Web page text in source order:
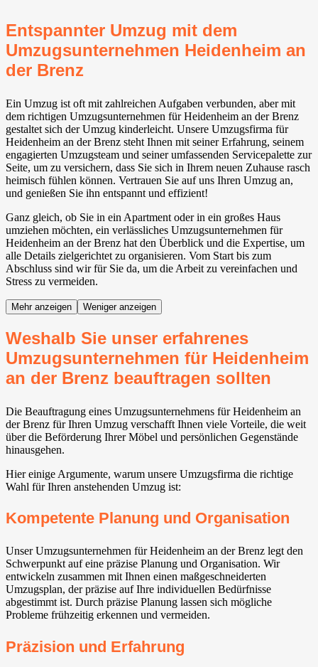
Entspannter Umzug mit dem
Umzugsunternehmen Heidenheim an
der Brenz
Ein Umzug ist oft mit zahlreichen Aufgaben verbunden, aber mit
dem richtigen Umzugsunternehmen für Heidenheim an der Brenz
gestaltet sich der Umzug kinderleicht. Unsere Umzugsfirma für
Heidenheim an der Brenz steht Ihnen mit seiner Erfahrung, seinem
engagierten Umzugsteam und seiner umfassenden Servicepalette zur
Seite, um zu versichern, dass Sie sich in Ihrem neuen Zuhause rasch
heimisch fühlen können. Vertrauen Sie auf uns Ihren Umzug an,
und genießen Sie ihn entspannt und effizient!
Ganz gleich, ob Sie in ein Apartment oder in ein großes Haus
umziehen möchten, ein verlässliches Umzugsunternehmen für
Heidenheim an der Brenz hat den Überblick und die Expertise, um
alle Details zielgerichtet zu organisieren. Vom Start bis zum
Abschluss sind wir für Sie da, um die Arbeit zu vereinfachen und
Stress zu vermeiden.
Mehr anzeigen Weniger anzeigen
Weshalb Sie unser erfahrenes
Umzugsunternehmen für Heidenheim
an der Brenz beauftragen sollten
Die Beauftragung eines Umzugsunternehmens für Heidenheim an
der Brenz für Ihren Umzug verschafft Ihnen viele Vorteile, die weit
über die Beförderung Ihrer Möbel und persönlichen Gegenstände
hinausgehen.
Hier einige Argumente, warum unsere Umzugsfirma die richtige
Wahl für Ihren anstehenden Umzug ist:
Kompetente Planung und Organisation
Unser Umzugsunternehmen für Heidenheim an der Brenz legt den
Schwerpunkt auf eine präzise Planung und Organisation. Wir
entwickeln zusammen mit Ihnen einen maßgeschneiderten
Umzugsplan, der präzise auf Ihre individuellen Bedürfnisse
abgestimmt ist. Durch präzise Planung lassen sich mögliche
Probleme frühzeitig erkennen und vermeiden.
Präzision und Erfahrung